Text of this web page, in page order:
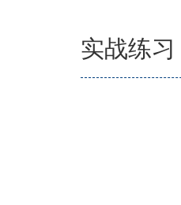
实战练习